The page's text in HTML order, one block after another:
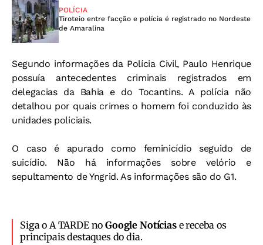
POLÍCIA
Tiroteio entre facção e polícia é registrado no Nordeste
de Amaralina
Segundo informações da Polícia Civil, Paulo Henrique
possuía antecedentes criminais registrados em
delegacias da Bahia e do Tocantins. A polícia não
detalhou por quais crimes o homem foi conduzido às
unidades policiais.
O caso é apurado como feminicídio seguido de
suicídio. Não há informações sobre velório e
sepultamento de Yngrid. As informações são do G1.
Siga o A TARDE noGoogle Notíciase receba os
principais destaques do dia.